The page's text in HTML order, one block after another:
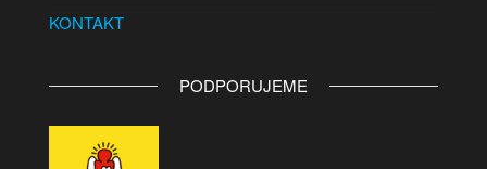
KONTAKT
PODPORUJEME